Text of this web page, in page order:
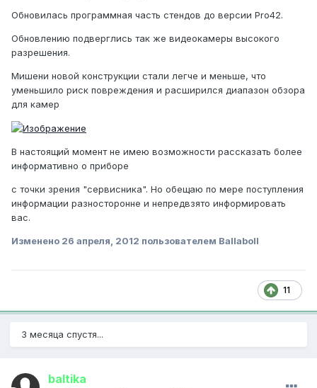
Обновилась программная часть стендов до версии Pro42.
Обновлению подверглись так же видеокамеры высокого
разрешения.
Мишени новой конструкции стали легче и меньше, что
уменьшило риск повреждения и расширился диапазон обзора
для камер
В настоящий момент не имею возможности рассказать более
информативно о приборе
с точки зрения "сервисника". Но обещаю по мере поступления
информации разносторонне и непредвзято информировать
вас.
Изменено 26 апреля, 2012 пользователем Ballaboll
11
3 месяца спустя...
baltika